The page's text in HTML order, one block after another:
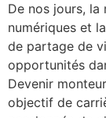
De nos jours, la
numériques et
de partage de
opportunités
Devenir
objectif de